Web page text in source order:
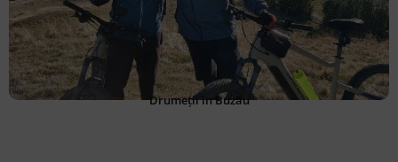
Drumeții în Buzău